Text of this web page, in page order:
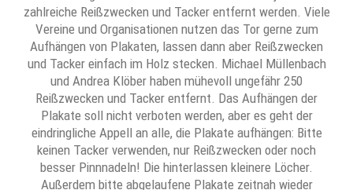
zahlreiche Reißzwecken und Tacker entfernt werden. Viele
Vereine und Organisationen nutzen das Tor gerne zum
Aufhängen von Plakaten, lassen dann aber Reißzwecken
und Tacker einfach im Holz stecken. Michael Müllenbach
und Andrea Klöber haben mühevoll ungefähr 250
Reißzwecken und Tacker entfernt. Das Aufhängen der
Plakate soll nicht verboten werden, aber es geht der
eindringliche Appell an alle, die Plakate aufhängen: Bitte
keinen Tacker verwenden, nur Reißzwecken oder noch
besser Pinnnadeln! Die hinterlassen kleinere Löcher.
Außerdem bitte abgelaufene Plakate zeitnah wieder